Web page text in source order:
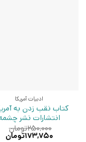
ادبیات آمریکا
کتاب نقب زدن به
انتشارات نشر
۲۵۰,۰۰۰تومان
قیمت
۱۷۳,۷۵۰تومان